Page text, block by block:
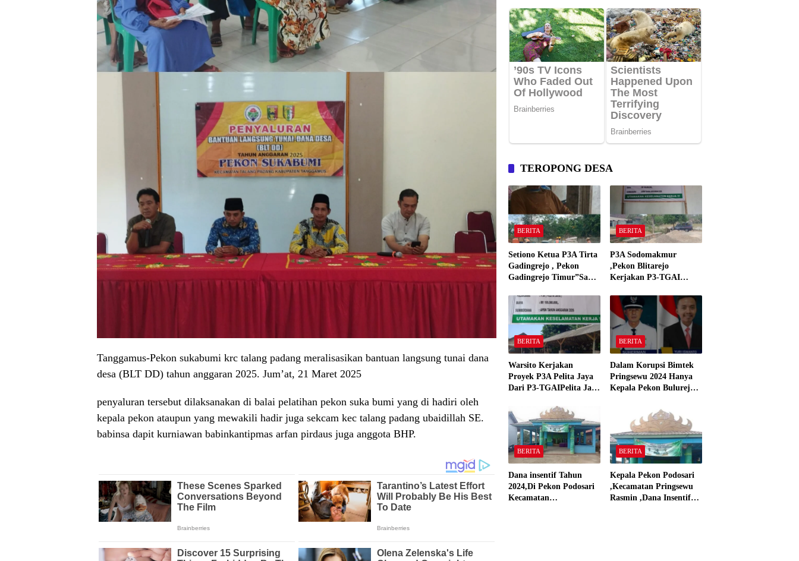
Tanggamus-Pekon sukabumi krc talang padang meralisasikan bantuan langsung tunai dana
desa (BLT DD) tahun anggaran 2025. Jum’at, 21 Maret 2025
penyaluran tersebut dilaksanakan di balai pelatihan pekon suka bumi yang di hadiri oleh
kepala pekon ataupun yang mewakili hadir juga sekcam kec talang padang ubaidillah SE.
babinsa dapit kurniawan babinkantipmas arfan pirdaus juga anggota BHP.
TEROPONG DESA
BERITA
Setiono Ketua P3A Tirta
Gadingrejo , Pekon
Gadingrejo Timur”Saya
Bakar Kantor Camat
Gadingrejo Tahun 2000″
BERITA
P3A Sodomakmur
,Pekon Blitarejo
Kerjakan P3-TGAI
Spesifikasinya
BERITA
Warsito Kerjakan
Proyek P3A Pelita Jaya
Dari P3-TGAIPelita Jaya
“Semua Material Sesuai
Standar”
BERITA
Dalam Korupsi Bimtek
Pringsewu 2024 Hanya
Kepala Pekon Bulurejo
dan Dana Insentif Pekon
BERITA
Dana insentif Tahun
2024,Di Pekon Podosari
Kecamatan
BERITA
Kepala Pekon Podosari
,Kecamatan Pringsewu
Rasmin ,Dana Insentif